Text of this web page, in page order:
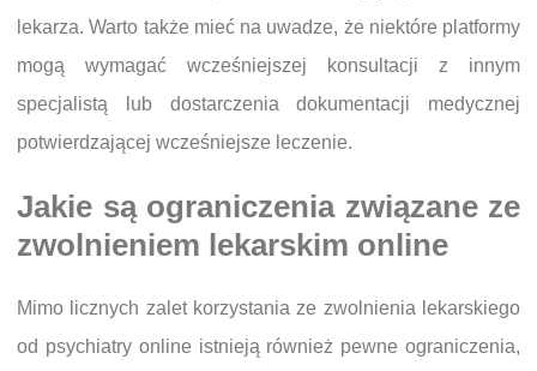
lekarza. Warto także mieć na uwadze, że niektóre platformy
mogą wymagać wcześniejszej konsultacji z innym
specjalistą lub dostarczenia dokumentacji medycznej
potwierdzającej wcześniejsze leczenie.
Jakie są ograniczenia związane ze
zwolnieniem lekarskim online
Mimo licznych zalet korzystania ze zwolnienia lekarskiego
od psychiatry online istnieją również pewne ograniczenia,